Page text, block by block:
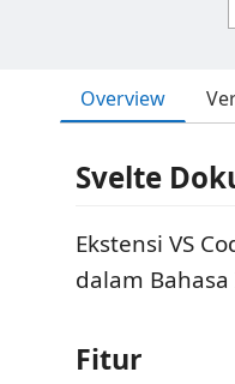
Overview
Svelte
Ekstensi VS
dalam
Fitur